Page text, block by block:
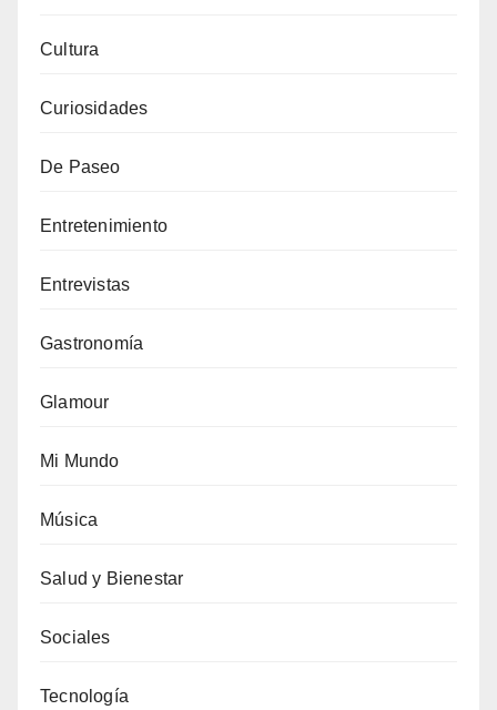
Cultura
Curiosidades
De Paseo
Entretenimiento
Entrevistas
Gastronomía
Glamour
Mi Mundo
Música
Salud y Bienestar
Sociales
Tecnología